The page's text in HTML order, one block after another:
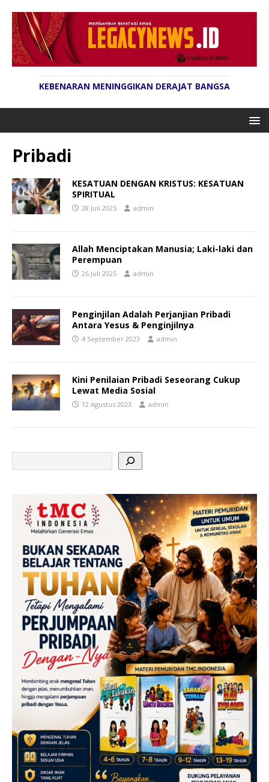
KEBENARAN MENINGGIKAN DERAJAT BANGSA
Pribadi
KESATUAN DENGAN KRISTUS: KESATUAN
SPIRITUAL
28 Juli 2025 admin
Allah Menciptakan Manusia; Laki-laki dan
Perempuan
26 Juli 2025 admin
Penginjilan Adalah Perjanjian Pribadi
Antara Yesus & Penginjilnya
4 September 2023 admin
Kini Penilaian Pribadi Seseorang Cukup
Lewat Media Sosial
12 Agustus 2023 admin